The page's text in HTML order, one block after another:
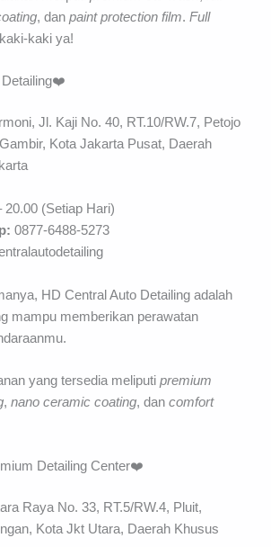
, danpaint protection film.Full
kaki ya!
Detailing❤️
Jl. Kaji No. 40, RT.10/RW.7, Petojo
Kota Jakarta Pusat, Daerah
20.00 (Setiap Hari)
0877-6488-5273
HD Central Auto Detailing adalah
mampu memberikan perawatan
yang tersedia meliputipremium
,nano ceramic coating, dancomfort
Detailing Center❤️
Raya No. 33, RT.5/RW.4, Pluit,
Kota Jkt Utara, Daerah Khusus